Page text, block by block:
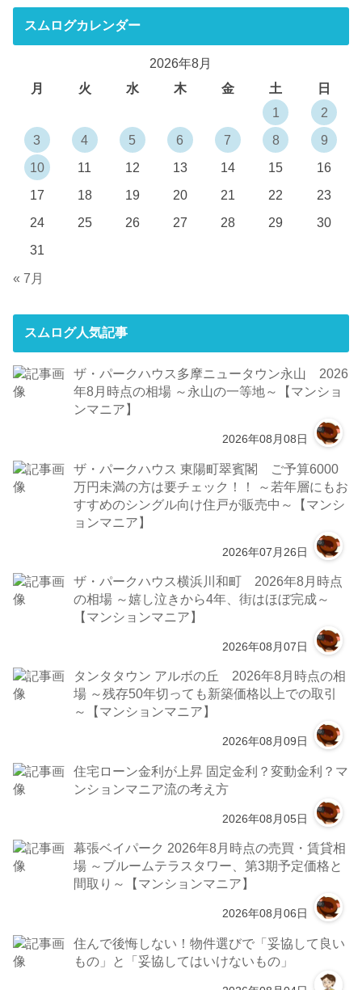
スムログカレンダー
2026年8月
月
火 水 木 金 土
日
1
2
3
4 5 6 7 8
9
10
11 12 13 14 15
16
17
18 19 20 21 22
23
24
25 26 27 28 29
30
31
« 7月
スムログ人気記事
ザ・パークハウス多摩ニュータウン永山 2026
年8月時点の相場 ～永山の一等地～【マンショ
ンマニア】
2026年08月08日
ザ・パークハウス 東陽町翠賓閣 ご予算6000
万円未満の方は要チェック！！ ～若年層にもお
すすめのシングル向け住戸が販売中～【マンシ
ョンマニア】
2026年07月26日
ザ・パークハウス横浜川和町 2026年8月時点
の相場 ～嬉し泣きから4年、街はほぼ完成～
【マンションマニア】
2026年08月07日
タンタタウン アルボの丘 2026年8月時点の相
場 ～残存50年切っても新築価格以上での取引
～【マンションマニア】
2026年08月09日
住宅ローン金利が上昇 固定金利？変動金利？マ
ンションマニア流の考え方
2026年08月05日
幕張ベイパーク 2026年8月時点の売買・賃貸相
場 ～ブルームテラスタワー、第3期予定価格と
間取り～【マンションマニア】
2026年08月06日
住んで後悔しない！物件選びで「妥協して良い
もの」と「妥協してはいけないもの」